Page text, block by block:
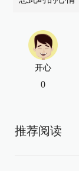
开心
0
推荐阅读